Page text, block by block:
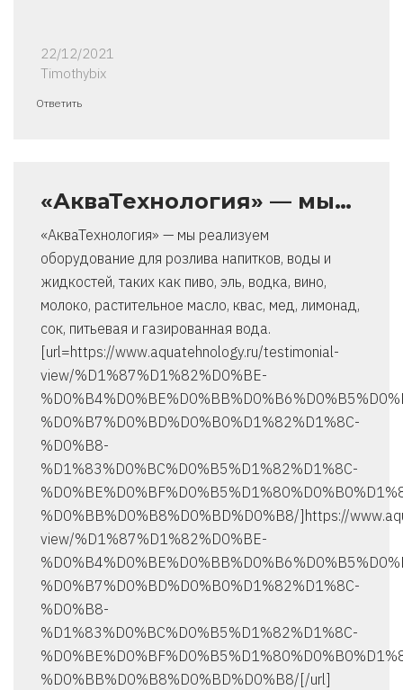
22/12/2021
Timothybix
Ответить
«АкваТехнология» — мы…
«АкваТехнология» — мы реализуем
оборудование для розлива напитков, воды и
жидкостей, таких как пиво, эль, водка, вино,
молоко, растительное масло, квас, мед, лимонад,
сок, питьевая и газированная вода.
[url=https://www.aquatehnology.ru/testimonial-
view/%D1%87%D1%82%D0%BE-
%D0%B7%D0%BD%D0%B0%D1%82%D1%8C-
%D0%B8-
%D1%83%D0%BC%D0%B5%D1%82%D1%8C-
%D0%BB%D0%B8%D0%BD%D0%B8/]https://
view/%D1%87%D1%82%D0%BE-
%D0%B7%D0%BD%D0%B0%D1%82%D1%8C-
%D0%B8-
%D1%83%D0%BC%D0%B5%D1%82%D1%8C-
%D0%BB%D0%B8%D0%BD%D0%B8/[/url]